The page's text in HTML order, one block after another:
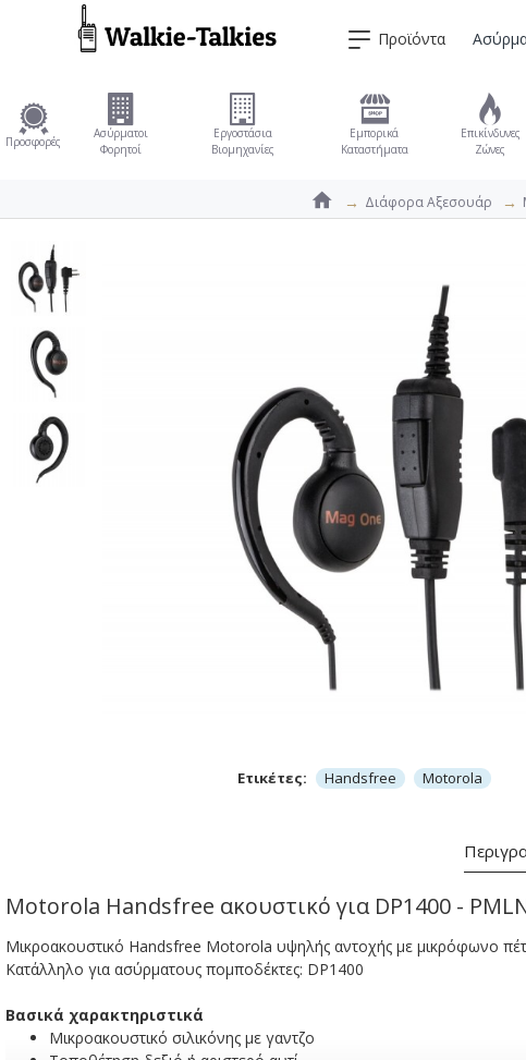
Προϊόντα
Προσφορές
Ασύρματοι
Φορητοί
Εργοστάσια
Βιομηχανίες
Εμπορικά
Καταστήματα
Επικίνδυνες
Ζώνες
Διάφορα Αξεσουάρ
Ετικέτες: Handsfree Motorola
Motorola Handsfree ακουστικό για DP1400 -
Μικροακουστικό Handsfree Motorola υψηλής αντοχής με μικρόφωνο
Κατάλληλο για ασύρματους πομποδέκτες: DP1400
Βασικά χαρακτηριστικά
Μικροακουστικό σιλικόνης με γαντζο